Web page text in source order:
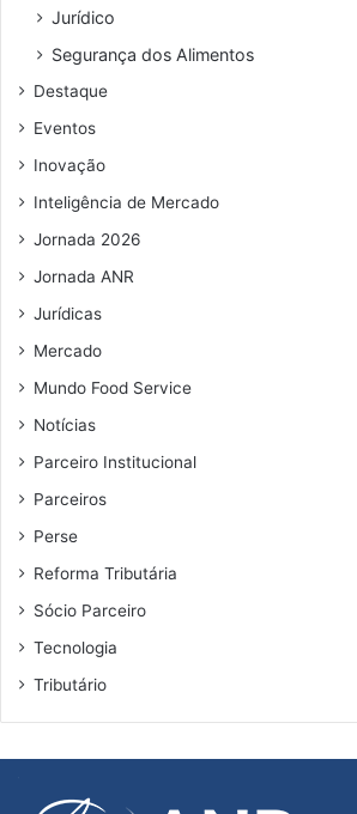
e
e
a
i
Jurídico
Segurança dos Alimentos
Destaque
Eventos
Inovação
Inteligência de Mercado
Jornada 2026
Jornada ANR
Jurídicas
Mercado
Mundo Food Service
Notícias
Parceiro Institucional
Parceiros
Perse
Reforma Tributária
Sócio Parceiro
Tecnologia
Tributário